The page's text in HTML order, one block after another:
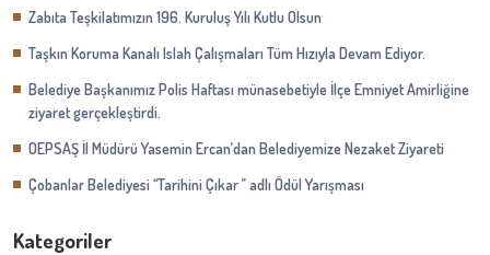
Zabıta Teşkilatımızın 196. Kuruluş Yılı Kutlu Olsun
Taşkın Koruma Kanalı Islah Çalışmaları Tüm Hızıyla Devam Ediyor.
Belediye Başkanımız Polis Haftası münasebetiyle İlçe Emniyet Amirliğine
ziyaret gerçekleştirdi.
OEPSAŞ İl Müdürü Yasemin Ercan’dan Belediyemize Nezaket Ziyareti
Çobanlar Belediyesi ‘‘Tarihini Çıkar ’’ adlı Ödül Yarışması
Kategoriler